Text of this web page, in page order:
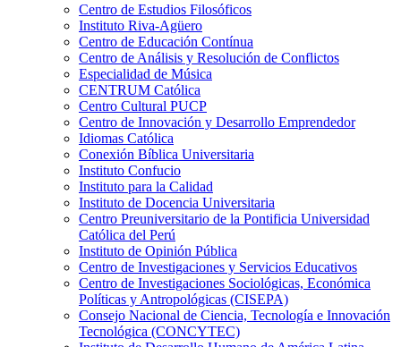
Centro de Estudios Filosóficos
Instituto Riva-Agüero
Centro de Educación Contínua
Centro de Análisis y Resolución de Conflictos
Especialidad de Música
CENTRUM Católica
Centro Cultural PUCP
Centro de Innovación y Desarrollo Emprendedor
Idiomas Católica
Conexión Bíblica Universitaria
Instituto Confucio
Instituto para la Calidad
Instituto de Docencia Universitaria
Centro Preuniversitario de la Pontificia Universidad
Católica del Perú
Instituto de Opinión Pública
Centro de Investigaciones y Servicios Educativos
Centro de Investigaciones Sociológicas, Económica
Políticas y Antropológicas (CISEPA)
Consejo Nacional de Ciencia, Tecnología e Innovación
Tecnológica (CONCYTEC)